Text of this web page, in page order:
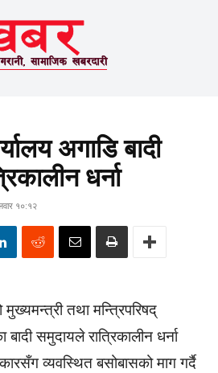
अगाडि बादी
धर्ना
१०:१२
तथा मन्त्रिपरिषद्
समुदायले रात्रिकालीन धर्ना
व्यवस्थित बसोबासको माग गर्दै